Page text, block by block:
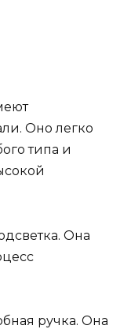
Оно легко
типа и
Она
ручка. Она